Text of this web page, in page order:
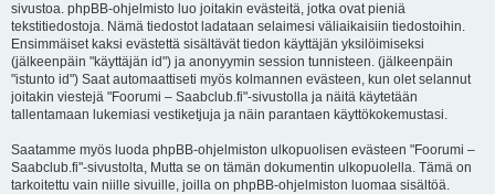
sivustoa. phpBB-ohjelmisto luo joitakin evästeitä, jotka ovat pieniä
tekstitiedostoja. Nämä tiedostot ladataan selaimesi väliaikaisiin tiedostoihin.
Ensimmäiset kaksi evästettä sisältävät tiedon käyttäjän yksilöimiseksi
(jälkeenpäin "käyttäjän id") ja anonyymin session tunnisteen. (jälkeenpäin
"istunto id") Saat automaattiseti myös kolmannen evästeen, kun olet selannut
joitakin viestejä "Foorumi – Saabclub.fi"-sivustolla ja näitä käytetään
tallentamaan lukemiasi vestiketjuja ja näin parantaen käyttökokemustasi.
Saatamme myös luoda phpBB-ohjelmiston ulkopuolisen evästeen "Foorumi –
Saabclub.fi"-sivustolta, Mutta se on tämän dokumentin ulkopuolella. Tämä on
tarkoitettu vain niille sivuille, joilla on phpBB-ohjelmiston luomaa sisältöä.